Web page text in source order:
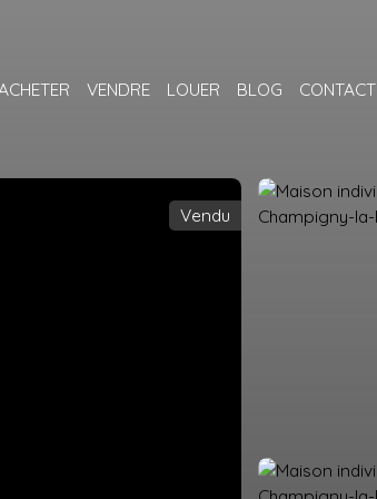
ACHETER VENDRE LOUER BLOG CONTACT
Vendu